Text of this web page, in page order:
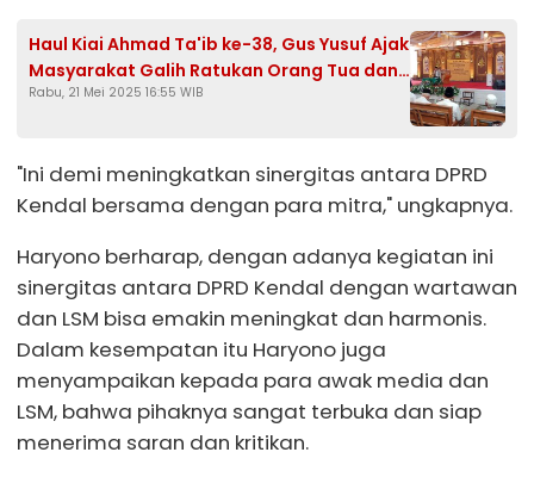
Haul Kiai Ahmad Ta'ib ke-38, Gus Yusuf Ajak
Masyarakat Galih Ratukan Orang Tua dan
Perbanyak Sedekah
Rabu, 21 Mei 2025 16:55 WIB
"Ini demi meningkatkan sinergitas antara DPRD
Kendal bersama dengan para mitra," ungkapnya.
Haryono berharap, dengan adanya kegiatan ini
sinergitas antara DPRD Kendal dengan wartawan
dan LSM bisa emakin meningkat dan harmonis.
Dalam kesempatan itu Haryono juga
menyampaikan kepada para awak media dan
LSM, bahwa pihaknya sangat terbuka dan siap
menerima saran dan kritikan.